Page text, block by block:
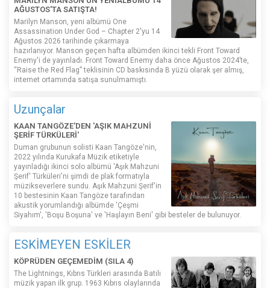
AĞUSTOS'TA SATIŞTA!
Marilyn Manson, yeni albümü One
Assassination Under God – Chapter 2'yu 14
Ağustos 2026 tarihinde çıkarmaya
hazırlanıyor. Manson geçen hafta albümden ikinci tekli Front Toward
Enemy'i de yayınladı. Front Toward Enemy daha önce Ağustos 2024’te,
“Raise the Red Flag” teklisinin CD baskısında B yüzü olarak şer almış,
internet ortamında satışa sunulmamıştı.
Uzunçalar
KAAN TANGÖZE'DEN 'AŞIK MAHZUNİ
ŞERİF TÜRKÜLERİ'
Duman grubunun solisti Kaan Tangöze'nin,
2022 yılında Kurukafa Müzik etiketiyle
yayınladığı ikinci solo albümü 'Aşık Mahzuni
Şerif' Türküleri'ni şimdi de plak formatıyla
müzikseverlere sundu. Aşık Mahzuni Şerif'in
10 bestesinin Kaan Tangöze tarafından
akustik yorumlandığı albümde 'Çeşmi
Siyahım', 'Boşu Boşuna' ve 'Haşlayın Beni' gibi besteler de bulunuyor.
ESKİMEYEN ESKİLER
KÖPRÜDEN GEÇEMEDİM (SILA 4)
The Lightnings, Kıbrıs Türkleri arasında Batılı
müzik yapan ilk grup. 1963 Kıbrıs olaylarında